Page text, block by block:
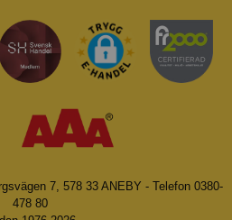
7, 578 33 ANEBY - Telefon 0380-
478 80